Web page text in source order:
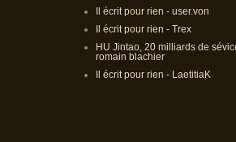
Il écrit pour rien - user.von
Il écrit pour rien - Trex
HU Jintao, 20 milliards de
romain blachier
Il écrit pour rien - LaetitiaK